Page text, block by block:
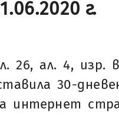
г.
26, ал. 4,
30-
интернет